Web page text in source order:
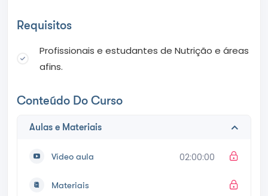
Requisitos
Profissionais e estudantes de Nutrição e áreas
afins.
Conteúdo Do Curso
Aulas e Materiais
Vídeo aula 02:00:00
Materiais